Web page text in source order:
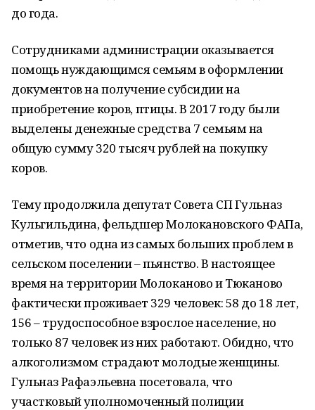
до года.
Сотрудниками администрации оказывается
помощь нуждающимся семьям в оформлении
документов на получение субсидии на
приобретение коров, птицы. В 2017 году были
выделены денежные средства 7 семьям на
общую сумму 320 тысяч рублей на покупку
коров.
Тему продолжила депутат Совета СП Гульназ
Кульгильдина, фельдшер Молокановского ФАПа,
отметив, что одна из самых больших проблем в
сельском поселении – пьянство. В настоящее
время на территории Молоканово и Тюканово
фактически проживает 329 человек: 58 до 18 лет,
156 – трудоспособное взрослое население, но
только 87 человек из них работают. Обидно, что
алкоголизмом страдают молодые женщины.
Гульназ Рафаэльевна посетовала, что
участковый уполномоченный полиции